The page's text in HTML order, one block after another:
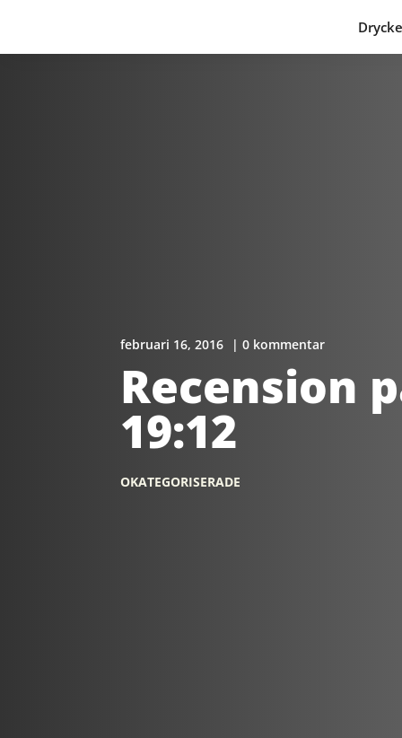
februari 16, 2016 | 0 kommentar
Recension
19:12
OKATEGORISERADE